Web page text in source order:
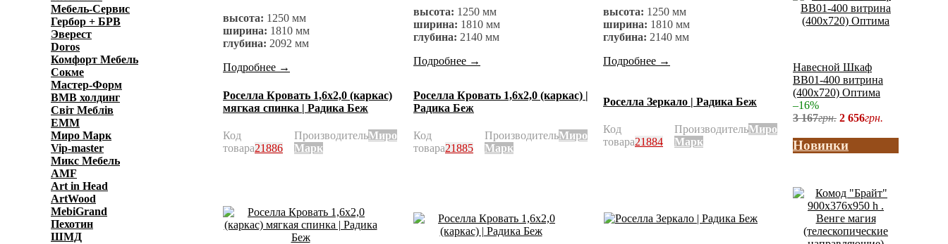
Мебель-Сервис
Гербор + БРВ
Эверест
Doros
Комфорт Мебель
Сокме
Мастер-Форм
ВМВ холдинг
Світ Меблів
ЕММ
Миро Марк
Vip-master
Микс Мебель
AMF
Art in Head
ArtWood
MebiGrand
Пехотин
ШМД
высота: 1250 мм
ширина: 1810 мм
глубина: 2092 мм
Подробнее →
высота: 1250 мм
ширина: 1810 мм
глубина: 2140 мм
Подробнее →
высота: 1250 мм
ширина: 1810 мм
глубина: 2140 мм
Подробнее →
Роселла Кровать 1,6х2,0 (каркас)
мягкая спинка | Радика Беж
Код
товара21886
ПроизводительМиро
Марк
Роселла Кровать 1,6х2,0 (каркас) |
Радика Беж
Код
товара21885
ПроизводительМиро
Марк
Роселла Зеркало | Радика Беж
Код
товара21884
ПроизводительМиро
Марк
Навесной Шкаф
ВВ01-400 витрина
(400x720) Оптима
–16%
3 167грн. 2 656грн.
Новинки